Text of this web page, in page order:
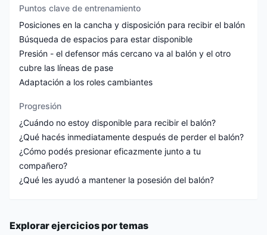
Puntos clave de entrenamiento
Posiciones en la cancha y disposición para recibir el balón
Búsqueda de espacios para estar disponible
Presión - el defensor más cercano va al balón y el otro
cubre las líneas de pase
Adaptación a los roles cambiantes
Progresión
¿Cuándo no estoy disponible para recibir el balón?
¿Qué hacés inmediatamente después de perder el balón?
¿Cómo podés presionar eficazmente junto a tu
compañero?
¿Qué les ayudó a mantener la posesión del balón?
Explorar ejercicios por temas